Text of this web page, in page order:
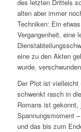
des letzten Drittels
alten aber immer
Techniken: Ein
Vergangenheit, eine
eine zu den Akten
wurde,
Der Plot ist vielleicht
schwenkt rasch in
Romans ist
Spannungsmoment
und das bis zum